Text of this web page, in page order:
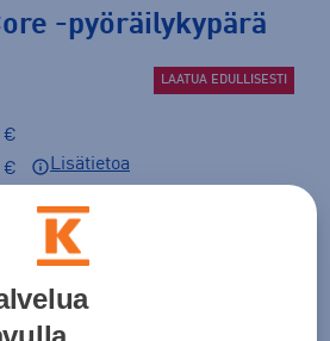
-pyöräilykypärä
€
€
Lisätietoa
LAATUA EDULLISESTI